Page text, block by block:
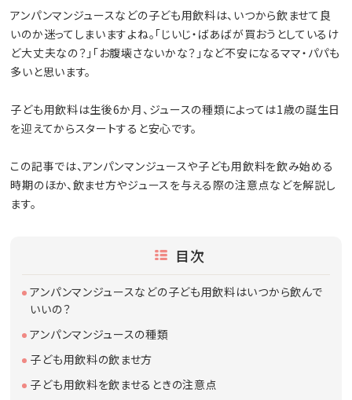
アンパンマンジュースなどの子ども用飲料は、いつから飲ませて良
いのか迷ってしまいますよね。「じいじ・ばあばが買おうとしているけ
ど大丈夫なの？」「お腹壊さないかな？」など不安になるママ・パパも
多いと思います。
子ども用飲料は生後6か月、ジュースの種類によっては1歳の誕生日
を迎えてからスタートすると安心です。
この記事では、アンパンマンジュースや子ども用飲料を飲み始める
時期のほか、飲ませ方やジュースを与える際の注意点などを解説し
ます。
目次
アンパンマンジュースなどの子ども用飲料はいつから飲んで
いいの？
アンパンマンジュースの種類
子ども用飲料の飲ませ方
子ども用飲料を飲ませるときの注意点